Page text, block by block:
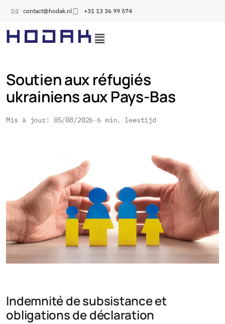
contact@hodak.nl +31 13 36 99 574
Soutien aux réfugiés
ukrainiens aux Pays-Bas
Mis à jour: 05/08/2026 6 min. leestijd
Indemnité de subsistance et
obligations de déclaration